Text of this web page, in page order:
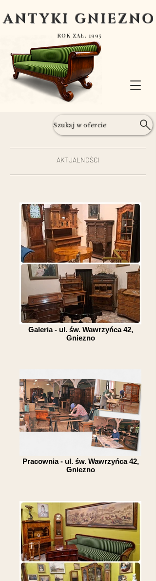
ANTYKI GNIEZNO
ROK ZAŁ. 1995
Szukaj w ofercie
AKTUALNOŚCI
Galeria - ul. św. Wawrzyńca 42,
Gniezno
Pracownia - ul. św. Wawrzyńca 42,
Gniezno